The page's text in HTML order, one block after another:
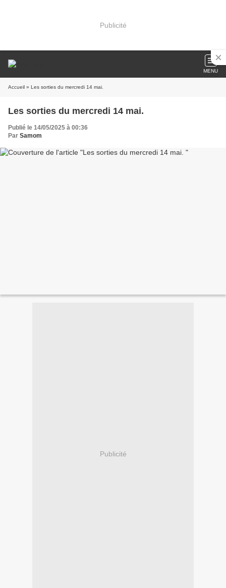
Publicité
MENU
Accueil » Les sorties du mercredi 14 mai.
Les sorties du mercredi 14 mai.
Publié le 14/05/2025 à 00:36
Par Samom
Publicité